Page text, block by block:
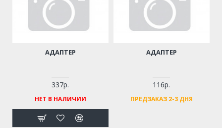
АДАПТЕР
337р.
НЕТ В НАЛИЧИИ
АДАПТЕР
116р.
ПРЕДЗАКАЗ 2-3 ДНЯ